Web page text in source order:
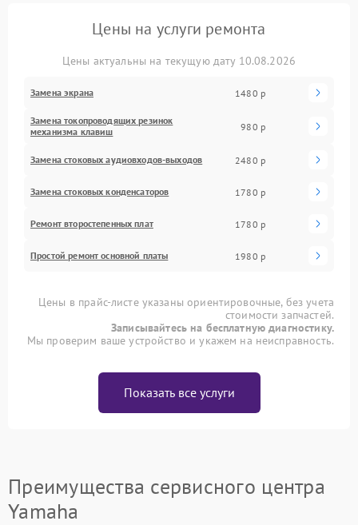
Цены на услуги ремонта
Цены актуальны на текущую дату 10.08.2026
Замена экрана 1480 р
Замена токопроводящих резинок
механизма клавиш
980 р
Замена стоковых аудиовходов-выходов 2480 р
Замена стоковых конденсаторов 1780 р
Ремонт второстепенных плат 1780 р
Простой ремонт основной платы 1980 р
Цены в прайс-листе указаны ориентировочные, без учета
стоимости запчастей.
Записывайтесь на бесплатную диагностику.
Мы проверим ваше устройство и укажем на неисправность.
Показать все услуги
Преимущества сервисного центра
Yamaha